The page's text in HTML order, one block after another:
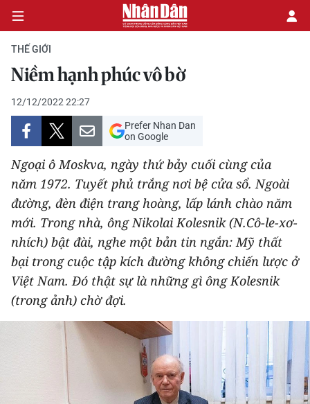
CHÍNH TRỊ
KINH TẾ
VĂN HÓA
XÃ HỘI
PHÁP LUẬT
DU LỊCH
THẾ GIỚI
THỂ THAO
THẾ GIỚI
Niềm hạnh phúc vô bờ
12/12/2022 22:27
Prefer Nhan Dan
on Google
Ngoại ô Moskva, ngày thứ bảy cuối cùng của
năm 1972. Tuyết phủ trắng nơi bệ cửa sổ. Ngoài
đường, đèn điện trang hoàng, lấp lánh chào năm
mới. Trong nhà, ông Nikolai Kolesnik (N.Cô-le-xơ-
nhích) bật đài, nghe một bản tin ngắn: Mỹ thất
bại trong cuộc tập kích đường không chiến lược ở
Việt Nam. Đó thật sự là những gì ông Kolesnik
(trong ảnh) chờ đợi.